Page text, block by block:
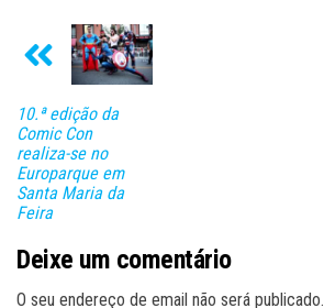
10.ª edição da
Comic Con
realiza-se no
Europarque em
Santa Maria da
Feira
Deixe um comentário
O seu endereço de email não será publicado.